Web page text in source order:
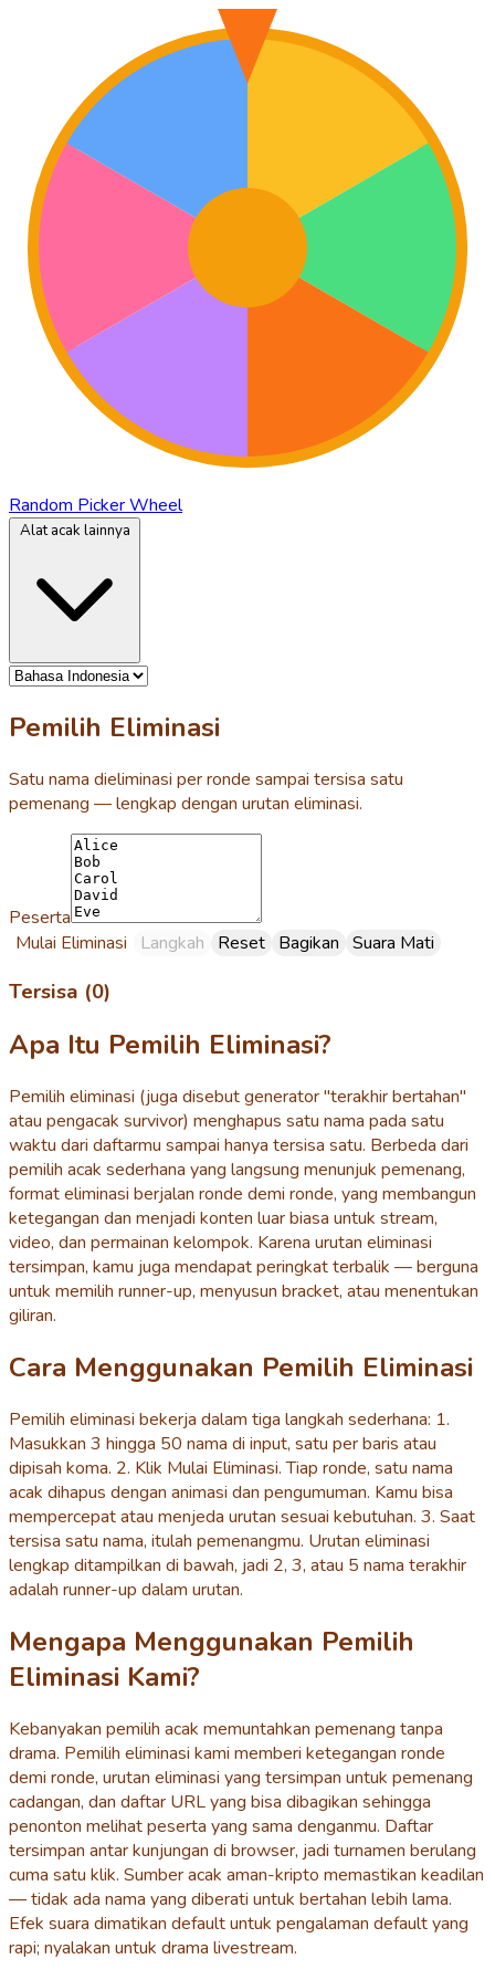
Random Picker Wheel
Pemilih Eliminasi
Satu nama dieliminasi per ronde sampai tersisa satu
pemenang — lengkap dengan urutan eliminasi.
Peserta
Mulai Eliminasi
Langkah Reset Bagikan Suara Mati
Tersisa (0)
Apa Itu Pemilih Eliminasi?
Pemilih eliminasi (juga disebut generator "terakhir bertahan"
atau pengacak survivor) menghapus satu nama pada satu
waktu dari daftarmu sampai hanya tersisa satu. Berbeda dari
pemilih acak sederhana yang langsung menunjuk pemenang,
format eliminasi berjalan ronde demi ronde, yang membangun
ketegangan dan menjadi konten luar biasa untuk stream,
video, dan permainan kelompok. Karena urutan eliminasi
tersimpan, kamu juga mendapat peringkat terbalik — berguna
untuk memilih runner-up, menyusun bracket, atau menentukan
giliran.
Cara Menggunakan Pemilih Eliminasi
Pemilih eliminasi bekerja dalam tiga langkah sederhana: 1.
Masukkan 3 hingga 50 nama di input, satu per baris atau
dipisah koma. 2. Klik Mulai Eliminasi. Tiap ronde, satu nama
acak dihapus dengan animasi dan pengumuman. Kamu bisa
mempercepat atau menjeda urutan sesuai kebutuhan. 3. Saat
tersisa satu nama, itulah pemenangmu. Urutan eliminasi
lengkap ditampilkan di bawah, jadi 2, 3, atau 5 nama terakhir
adalah runner-up dalam urutan.
Mengapa Menggunakan Pemilih
Eliminasi Kami?
Kebanyakan pemilih acak memuntahkan pemenang tanpa
drama. Pemilih eliminasi kami memberi ketegangan ronde
demi ronde, urutan eliminasi yang tersimpan untuk pemenang
cadangan, dan daftar URL yang bisa dibagikan sehingga
penonton melihat peserta yang sama denganmu. Daftar
tersimpan antar kunjungan di browser, jadi turnamen berulang
cuma satu klik. Sumber acak aman-kripto memastikan keadilan
— tidak ada nama yang diberati untuk bertahan lebih lama.
Efek suara dimatikan default untuk pengalaman default yang
rapi; nyalakan untuk drama livestream.